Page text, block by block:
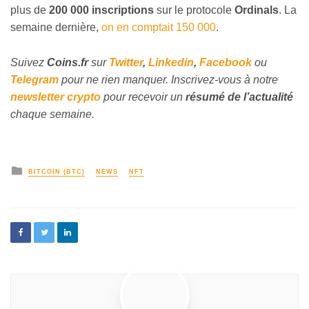
plus de 200 000 inscriptions sur le protocole Ordinals. La
semaine dernière, on en comptait 150 000.
Suivez Coins.frsur Twitter, Linkedin, Facebookou
Telegram pour ne rien manquer. Inscrivez-vous à notre
newsletter crypto pour recevoir un résumé de l’actualité
chaque semaine.
BITCOIN (BTC) NEWS NFT